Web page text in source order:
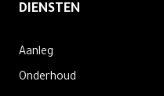
DIENSTEN
Aanleg
Onderhoud